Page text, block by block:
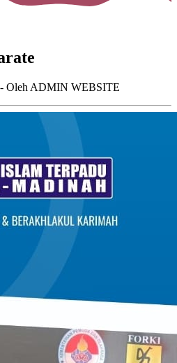
- Oleh ADMIN WEBSITE